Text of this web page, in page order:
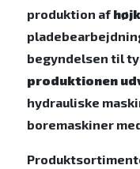
produktion af
begyndelsen til
produktionen
hydrauliske
boremaskiner